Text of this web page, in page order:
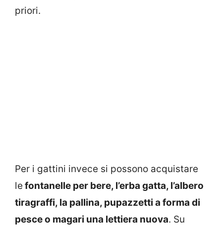
priori.
Per i gattini invece si possono acquistare
le fontanelle per bere, l’erba gatta, l’albero
tiragraffi, la pallina, pupazzetti a forma di
pesce o magari una lettiera nuova. Su